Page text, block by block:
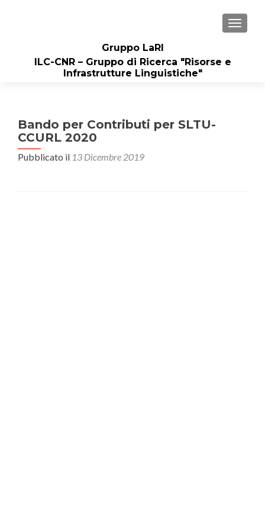
Gruppo LaRI
ILC-CNR – Gruppo di Ricerca "Risorse e
Infrastrutture Linguistiche"
Bando per Contributi per SLTU-
CCURL 2020
Pubblicato il 13 Dicembre 2019